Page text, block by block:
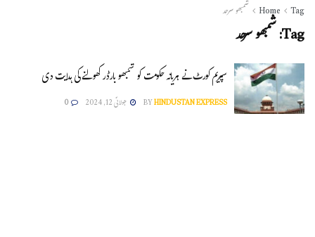
Home Tag شمبھو سرحد
Tag:شمبھو سرحد
سپریم کورٹ نے ہریانہ حکومت کو شمبھو بارڈر کھولنے کی ہدایت دی
BYHINDUSTAN EXPRESS جولائی 12, 2024 0